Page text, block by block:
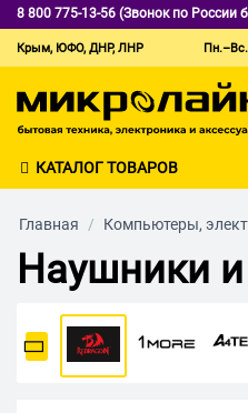
8 800 775-13-56 (Звонок по России
Крым, ЮФО, ДНР, ЛНР
КАТАЛОГ ТОВАРОВ
Главная / Компьютеры,
Наушники и